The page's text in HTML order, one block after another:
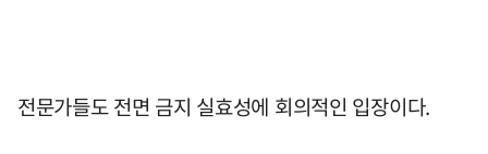
전문가들도 전면 금지 실효성에 회의적인 입장이다.